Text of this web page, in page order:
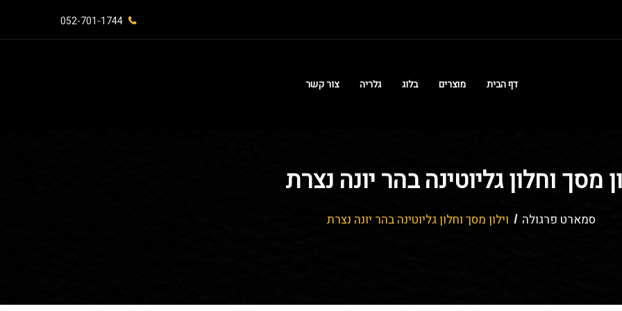
052-701-1744⁩
דף הבית מוצרים בלוג גלריה צור קשר
מסך וחלון גליוטינה בהר יונה נצרת
סמארט פרגולה וילון מסך וחלון גליוטינה בהר יונה נצרת